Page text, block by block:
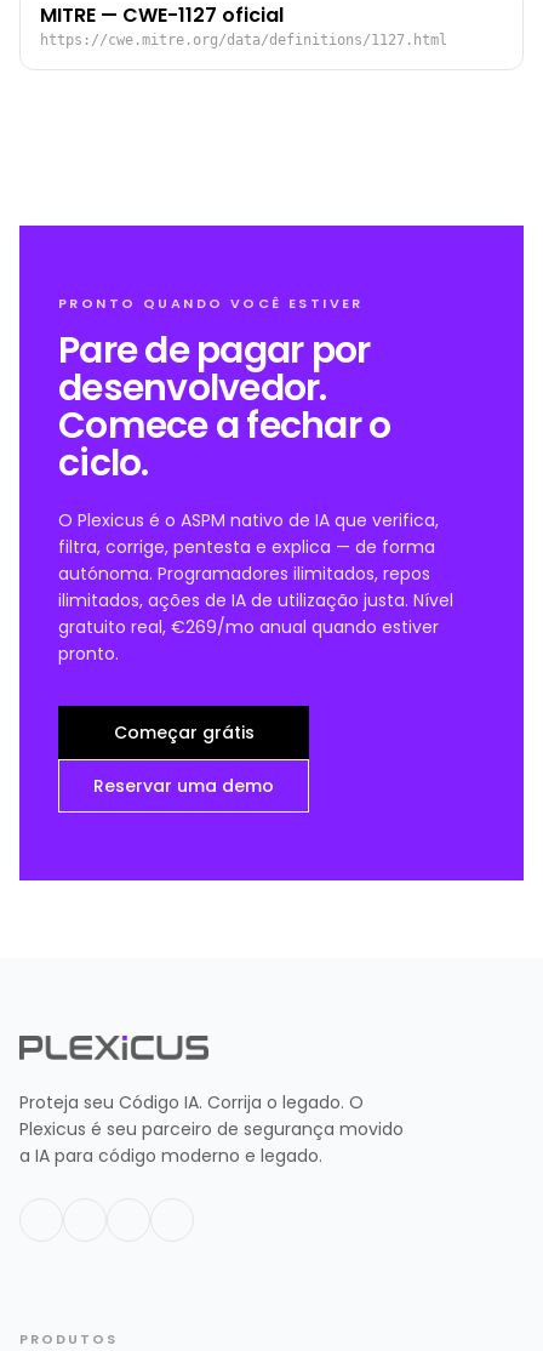
MITRE — CWE-1127 oficial
https://cwe.mitre.org/data/definitions/1127.html
PRONTO QUANDO VOCÊ ESTIVER
Pare de pagar por
desenvolvedor.
Comece a fechar o
ciclo.
O Plexicus é o ASPM nativo de IA que verifica,
filtra, corrige, pentesta e explica — de forma
autónoma. Programadores ilimitados, repos
ilimitados, ações de IA de utilização justa. Nível
gratuito real, €269/mo anual quando estiver
pronto.
Começar grátis
Reservar uma demo
Proteja seu Código IA. Corrija o legado. O
Plexicus é seu parceiro de segurança movido
a IA para código moderno e legado.
PRODUTOS